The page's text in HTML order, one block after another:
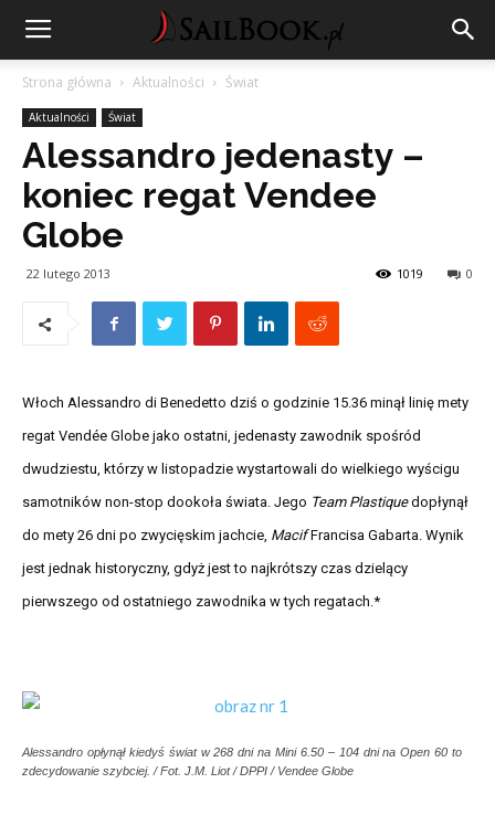
Strona główna Aktualności Świat
Aktualności Świat
Alessandro jedenasty –
koniec regat Vendee
Globe
22 lutego 2013 0
1019
Włoch Alessandro di Benedetto dziś o godzinie 15.36 minął linię mety
regat Vendée Globe jako ostatni, jedenasty zawodnik spośród
dwudziestu, którzy w listopadzie wystartowali do wielkiego wyścigu
samotników non-stop dookoła świata. Jego Team Plastiquedopłynął
do mety 26 dni po zwycięskim jachcie, MacifFrancisa Gabarta. Wynik
jest jednak historyczny, gdyż jest to najkrótszy czas dzielący
pierwszego od ostatniego zawodnika w tych regatach.*
Alessandro opłynął kiedyś świat w 268 dni na Mini 6.50 – 104 dni na Open 60 to
zdecydowanie szybciej. / Fot. J.M. Liot / DPPI / Vendee Globe